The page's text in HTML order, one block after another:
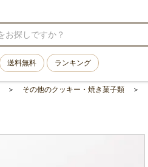
送料無料 ランキング
その他のクッキー・焼き菓子類